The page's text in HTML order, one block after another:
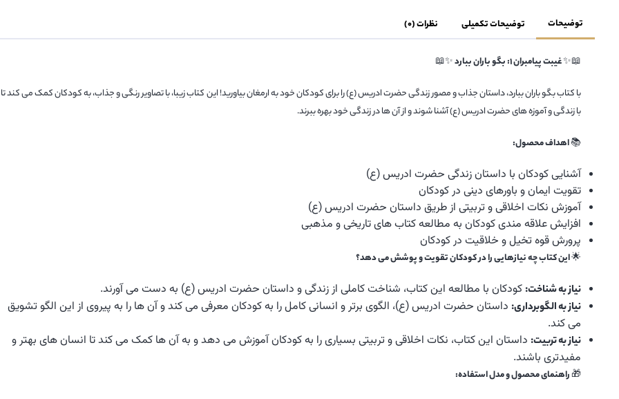
توضیحات توضیحات تکمیلی نظرات (0)
📖✨غیبت پیامبران 1: بگو باران ببارد ✨📖
با کتاب بگو باران ببارد، داستان جذاب و مصور زندگی حضرت ادریس (ع) را برای کودکان خود به ارمغان بیاورید! این کتاب زیبا، با تصاویر رنگی و جذاب، به کودکان کمک می کند تا
با زندگی و آموزه های حضرت ادریس (ع) آشنا شوند و از آن ها در زندگی خود بهره ببرند.
📚اهداف محصول:
آشنایی کودکان با داستان زندگی حضرت ادریس (ع)
تقویت ایمان و باورهای دینی در کودکان
آموزش نکات اخلاقی و تربیتی از طریق داستان حضرت ادریس (ع)
افزایش علاقه مندی کودکان به مطالعه کتاب های تاریخی و مذهبی
پرورش قوه تخیل و خلاقیت در کودکان
🌟این کتاب چه نیازهایی را در کودکان تقویت و پوشش می دهد؟
نیاز به شناخت: کودکان با مطالعه این کتاب، شناخت کاملی از زندگی و داستان حضرت ادریس (ع) به دست می آورند.
نیاز به الگوبرداری: داستان حضرت ادریس (ع)، الگوی برتر و انسانی کامل را به کودکان معرفی می کند و آن ها را به پیروی از این الگو تشویق
می کند.
نیاز به تربیت: داستان این کتاب، نکات اخلاقی و تربیتی بسیاری را به کودکان آموزش می دهد و به آن ها کمک می کند تا انسان های بهتر و
مفیدتری باشند.
🎁راهنمای محصول و مدل استفاده: